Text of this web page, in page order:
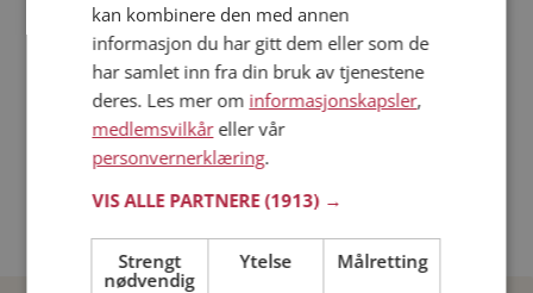
Dating på mobilen
Dating på Møteplassen
Nettdatingtips
Match Making på Møteplassen
Single synes
Date kvinner i Norge
Date menn i Norge
kan kombinere den med annen
informasjon du har gitt dem eller som de
har samlet inn fra din bruk av tjenestene
deres. Les mer om informasjonskapsler,
medlemsvilkåreller vår
personvernerklæring.
VIS ALLE PARTNERE(1913) →
Strengt
nødvendig
Ytelse Målretting